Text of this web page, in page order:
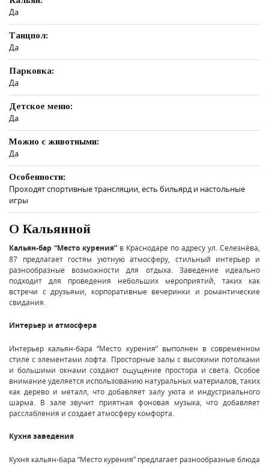
Да
Танцпол:
Да
Парковка:
Да
Детское меню:
Да
Можно с животными:
Да
Особенности:
Проходят спортивные трансляции, есть бильярд и настольные
игры
О Кальянной
Кальян-бар “Место курения” в Краснодаре по адресу ул. Селезнёва,
87 предлагает гостям уютную атмосферу, стильный интерьер и
разнообразные возможности для отдыха. Заведение идеально
подходит для проведения небольших мероприятий, таких как
встречи с друзьями, корпоративные вечеринки и романтические
свидания.
Интерьер и атмосфера
Интерьер кальян-бара “Место курения” выполнен в современном
стиле с элементами лофта. Просторные залы с высокими потолками
и большими окнами создают ощущение простора и света. Особое
внимание уделяется использованию натуральных материалов, таких
как дерево и металл, что добавляет залу уюта и индустриального
шарма. В зале звучит приятная фоновая музыка, что добавляет
расслабления и создает атмосферу комфорта.
Кухня заведения
Кухня кальян-бара “Место курения” предлагает разнообразные блюда